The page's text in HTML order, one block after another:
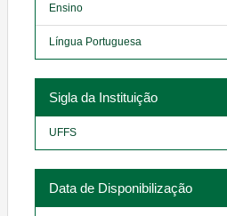
Ensino
Língua Portuguesa
Sigla da Instituição
UFFS
Data de Disponibilização